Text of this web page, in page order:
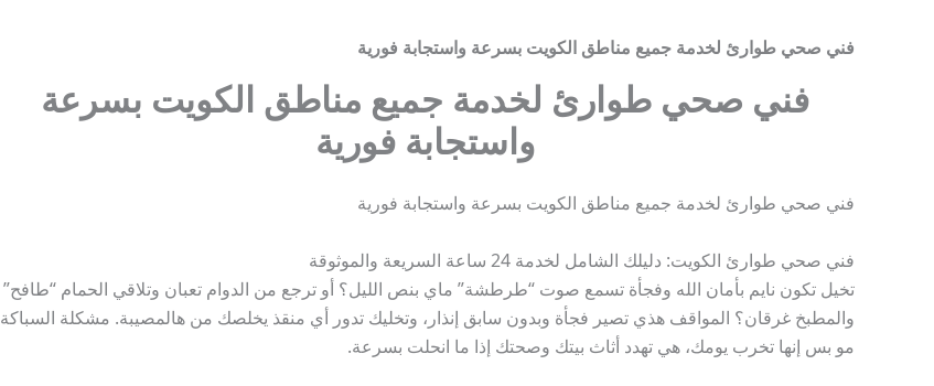
فني صحي طوارئ لخدمة جميع مناطق الكويت بسرعة واستجابة فورية
فني صحي طوارئ لخدمة جميع مناطق الكويت بسرعة
واستجابة فورية
فني صحي طوارئ لخدمة جميع مناطق الكويت بسرعة واستجابة فورية
فني صحي طوارئ الكويت: دليلك الشامل لخدمة 24 ساعة السريعة والموثوقة
تخيل تكون نايم بأمان الله وفجأة تسمع صوت “طرطشة” ماي بنص الليل؟ أو ترجع من الدوام تعبان وتلاقي الحمام “طافح”
والمطبخ غرقان؟ المواقف هذي تصير فجأة وبدون سابق إنذار، وتخليك تدور أي منقذ يخلصك من هالمصيبة. مشكلة السباكة
مو بس إنها تخرب يومك، هي تهدد أثاث بيتك وصحتك إذا ما انحلت بسرعة.